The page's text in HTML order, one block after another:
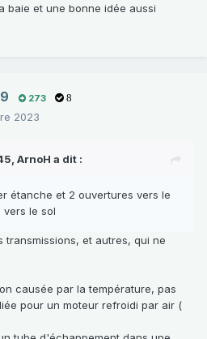
baie et une bonne idée aussi
273 8
2023
ArnoH a dit :
étanche et 2 ouvertures vers le
le sol
transmissions, et autres, qui ne
causée par la température, pas
pour un moteur refroidi par air (